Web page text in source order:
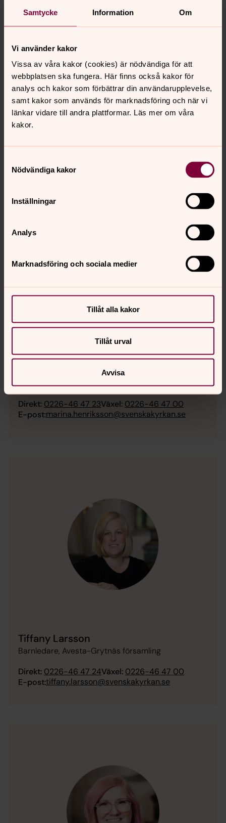
Samtycke Information Om
Vi använder kakor
Vissa av våra kakor (cookies) är nödvändiga för att
webbplatsen ska fungera. Här finns också kakor för
analys och kakor som förbättrar din användarupplevelse,
samt kakor som används för marknadsföring och när vi
länkar vidare till andra plattformar. Läs mer om våra
kakor.
Nödvändiga kakor
Inställningar
Analys
Marknadsföring och sociala medier
Tillåt alla kakor
Tillåt urval
Avvisa
Lina Ahlberg
Samordnare för barn- och ungdomsverksamhet,
Församlingspedagog, Avesta-Grytnäs församling
E-post:karolina.ahlberg@svenskakyrkan.se
Marina Henriksson
Barnledare, Avesta-Grytnäs församling
Direkt: 0226-46 47 23Växel: 0226-46 47 00
E-post:marina.henriksson@svenskakyrkan.se
Tiffany Larsson
Barnledare, Avesta-Grytnäs församling
Direkt: 0226-46 47 24Växel: 0226-46 47 00
E-post:tiffany.larsson@svenskakyrkan.se